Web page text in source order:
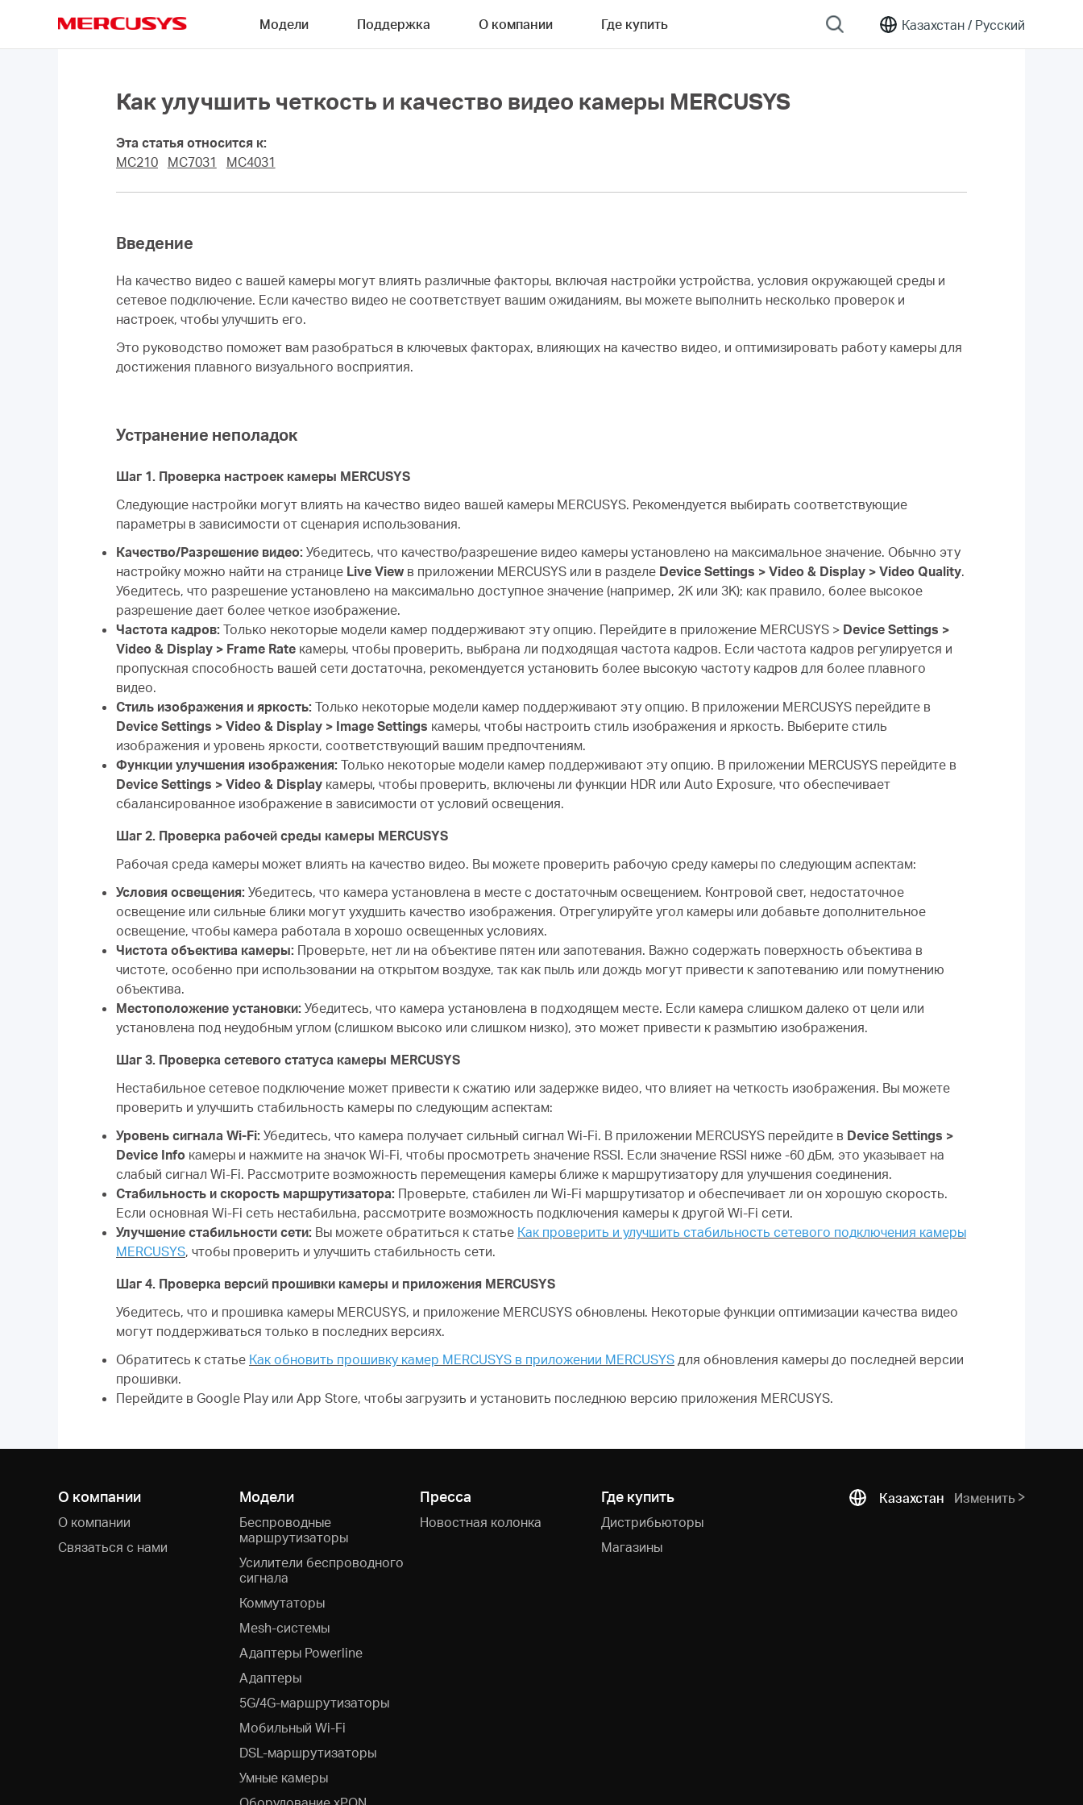
Казахстан / Русский
Модели Поддержка О компании Где купить
Как улучшить четкость и качество видео камеры MERCUSYS
Эта статья относится к:
MC210
MC7031 MC4031
Введение
На качество видео с вашей камеры могут влиять различные факторы, включая настройки устройства, условия окружающей среды и
сетевое подключение. Если качество видео не соответствует вашим ожиданиям, вы можете выполнить несколько проверок и
настроек, чтобы улучшить его.
Это руководство поможет вам разобраться в ключевых факторах, влияющих на качество видео, и оптимизировать работу камеры для
достижения плавного визуального восприятия.
Устранение неполадок
Шаг 1. Проверка настроек камеры MERCUSYS
Следующие настройки могут влиять на качество видео вашей камеры MERCUSYS. Рекомендуется выбирать соответствующие
параметры в зависимости от сценария использования.
Качество/Разрешение видео: Убедитесь, что качество/разрешение видео камеры установлено на максимальное значение. Обычно эту
настройку можно найти на странице Live Viewв приложении MERCUSYS или в разделе Device Settings > Video & Display > Video Quality.
Убедитесь, что разрешение установлено на максимально доступное значение (например, 2K или 3K); как правило, более высокое
разрешение дает более четкое изображение.
Частота кадров: Только некоторые модели камер поддерживают эту опцию. Перейдите в приложение MERCUSYS > Device Settings >
Video & Display > Frame Rate камеры, чтобы проверить, выбрана ли подходящая частота кадров. Если частота кадров регулируется и
пропускная способность вашей сети достаточна, рекомендуется установить более высокую частоту кадров для более плавного
видео.
Стиль изображения и яркость: Только некоторые модели камер поддерживают эту опцию. В приложении MERCUSYS перейдите в
Device Settings > Video & Display > Image Settings камеры, чтобы настроить стиль изображения и яркость. Выберите стиль
изображения и уровень яркости, соответствующий вашим предпочтениям.
Функции улучшения изображения: Только некоторые модели камер поддерживают эту опцию. В приложении MERCUSYS перейдите в
Device Settings > Video & Display камеры, чтобы проверить, включены ли функции HDR или Auto Exposure, что обеспечивает
сбалансированное изображение в зависимости от условий освещения.
Шаг 2. Проверка рабочей среды камеры MERCUSYS
Рабочая среда камеры может влиять на качество видео. Вы можете проверить рабочую среду камеры по следующим аспектам:
Условия освещения: Убедитесь, что камера установлена в месте с достаточным освещением. Контровой свет, недостаточное
освещение или сильные блики могут ухудшить качество изображения. Отрегулируйте угол камеры или добавьте дополнительное
освещение, чтобы камера работала в хорошо освещенных условиях.
Чистота объектива камеры: Проверьте, нет ли на объективе пятен или запотевания. Важно содержать поверхность объектива в
чистоте, особенно при использовании на открытом воздухе, так как пыль или дождь могут привести к запотеванию или помутнению
объектива.
Местоположение установки: Убедитесь, что камера установлена в подходящем месте. Если камера слишком далеко от цели или
установлена под неудобным углом (слишком высоко или слишком низко), это может привести к размытию изображения.
Шаг 3. Проверка сетевого статуса камеры MERCUSYS
Нестабильное сетевое подключение может привести к сжатию или задержке видео, что влияет на четкость изображения. Вы можете
проверить и улучшить стабильность камеры по следующим аспектам:
Уровень сигнала Wi-Fi: Убедитесь, что камера получает сильный сигнал Wi-Fi. В приложении MERCUSYS перейдите в Device Settings >
Device Info камеры и нажмите на значок Wi-Fi, чтобы просмотреть значение RSSI. Если значение RSSI ниже -60 дБм, это указывает на
слабый сигнал Wi-Fi. Рассмотрите возможность перемещения камеры ближе к маршрутизатору для улучшения соединения.
Стабильность и скорость маршрутизатора: Проверьте, стабилен ли Wi-Fi маршрутизатор и обеспечивает ли он хорошую скорость.
Если основная Wi-Fi сеть нестабильна, рассмотрите возможность подключения камеры к другой Wi-Fi сети.
Улучшение стабильности сети: Вы можете обратиться к статье Как проверить и улучшить стабильность сетевого подключения камеры
MERCUSYS, чтобы проверить и улучшить стабильность сети.
Шаг 4. Проверка версий прошивки камеры и приложения MERCUSYS
Убедитесь, что и прошивка камеры MERCUSYS, и приложение MERCUSYS обновлены. Некоторые функции оптимизации качества видео
могут поддерживаться только в последних версиях.
Обратитесь к статье Как обновить прошивку камер MERCUSYS в приложении MERCUSYS для обновления камеры до последней версии
прошивки.
Перейдите в Google Play или App Store, чтобы загрузить и установить последнюю версию приложения MERCUSYS.
О компании
О компании
Связаться с нами
Модели
Беспроводные
маршрутизаторы
Усилители беспроводного
сигнала
Коммутаторы
Mesh-системы
Адаптеры Powerline
Адаптеры
5G/4G-маршрутизаторы
Мобильный Wi-Fi
DSL-маршрутизаторы
Умные камеры
Пресса
Новостная колонка
Где купить
Дистрибьюторы
Магазины
Казахстан Изменить